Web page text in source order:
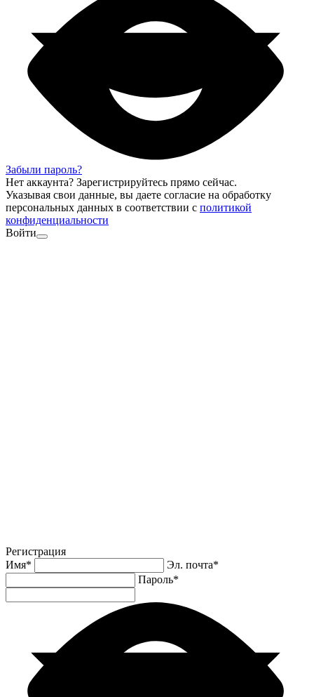
Забыли пароль?
Нет аккаунта? Зарегистрируйтесь прямо сейчас.
Указывая свои данные, вы даете согласие на обработку
персональных данных в соответствии с политикой
конфиденциальности
Войти
Регистрация
Имя* Эл. почта*
Пароль*